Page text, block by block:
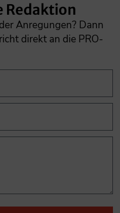
Redaktion
Anregungen? Dann
direkt an die PRO-